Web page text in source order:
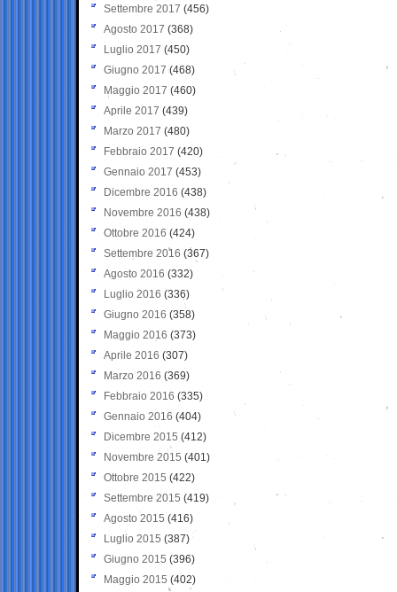
Settembre 2017 (456)
Agosto 2017 (368)
Luglio 2017 (450)
Giugno 2017 (468)
Maggio 2017 (460)
Aprile 2017 (439)
Marzo 2017 (480)
Febbraio 2017 (420)
Gennaio 2017 (453)
Dicembre 2016 (438)
Novembre 2016 (438)
Ottobre 2016 (424)
Settembre 2016 (367)
Agosto 2016 (332)
Luglio 2016 (336)
Giugno 2016 (358)
Maggio 2016 (373)
Aprile 2016 (307)
Marzo 2016 (369)
Febbraio 2016 (335)
Gennaio 2016 (404)
Dicembre 2015 (412)
Novembre 2015 (401)
Ottobre 2015 (422)
Settembre 2015 (419)
Agosto 2015 (416)
Luglio 2015 (387)
Giugno 2015 (396)
Maggio 2015 (402)